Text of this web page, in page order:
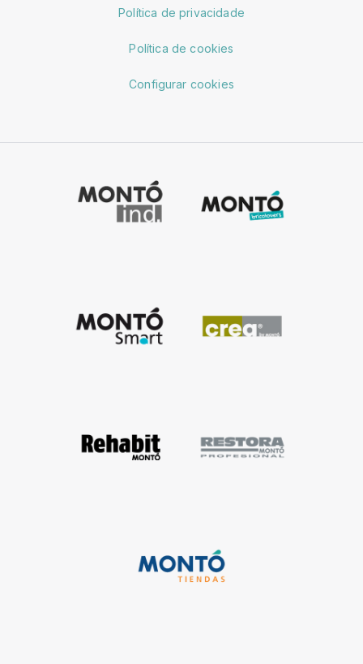
Política de privacidade
Política de cookies
Configurar cookies